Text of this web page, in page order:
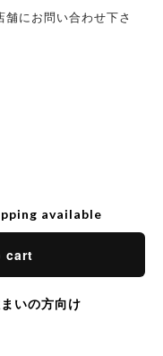
にお問い合わせ下さ
available
cart
いの方向け